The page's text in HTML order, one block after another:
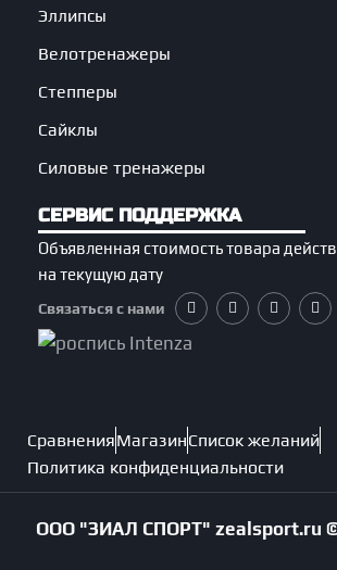
Эллипсы
Велотренажеры
Степперы
Сайклы
Силовые тренажеры
СЕРВИС ПОДДЕРЖКА
Объявленная стоимость товара
на текущую дату
Связаться с нами
СравненияМагазинСписок желаний
Политика конфиденциальности
ООО "ЗИАЛ СПОРТ" zealsport.ru